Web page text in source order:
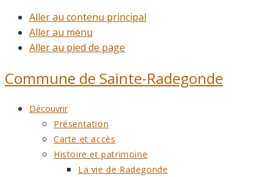
Aller au contenu principal
Aller au menu
Aller au pied de page
Commune de Sainte-Radegonde
Découvrir
Présentation
Carte et accès
Histoire et patrimoine
La vie de Radegonde